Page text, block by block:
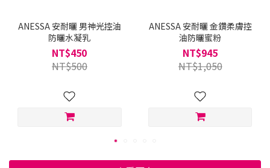
ANESSA 安耐曬 男神光控油
防曬水凝乳
NT$450
NT$500
ANESSA 安耐曬 金鑽柔膚控
油防曬蜜粉
NT$945
NT$1,050